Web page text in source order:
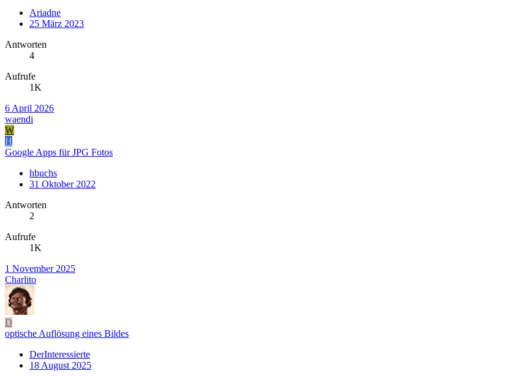
Ariadne
25 März 2023
Antworten
4
Aufrufe
1K
6 April 2026
waendi
W
H
Google Apps für JPG Fotos
hbuchs
31 Oktober 2022
Antworten
2
Aufrufe
1K
1 November 2025
Charlito
D
optische Auflösung eines Bildes
DerInteressierte
18 August 2025